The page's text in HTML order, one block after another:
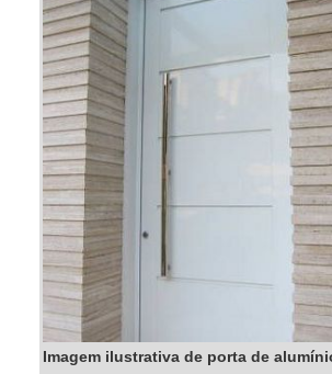
Imagem ilustrativa de porta de